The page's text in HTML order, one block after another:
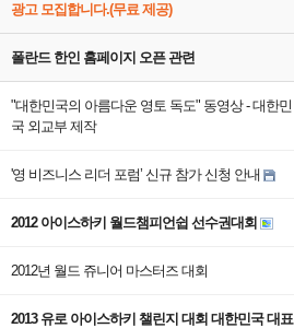
광고 모집합니다.(무료 제공)
폴란드 한인 홈페이지 오픈 관련
"대한민국의 아름다운 영토 독도" 동영상 - 대한민
국 외교부 제작
'영 비즈니스 리더 포럼’ 신규 참가 신청 안내
2012 아이스하키 월드챔피언쉽 선수권대회
2012년 월드 쥬니어 마스터즈 대회
2013 유로 아이스하키 챌린지 대회 대한민국 대표